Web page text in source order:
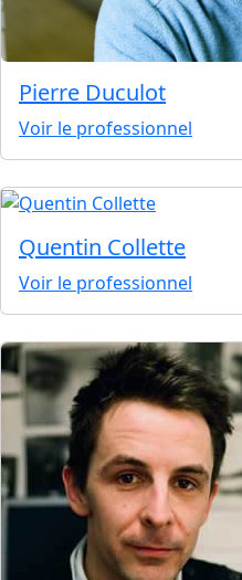
Pierre Duculot
Voir le professionnel
Quentin Collette
Voir le professionnel